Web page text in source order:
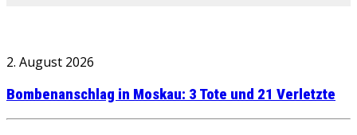
2. August 2026
Bombenanschlag in Moskau: 3 Tote und 21 Verletzte